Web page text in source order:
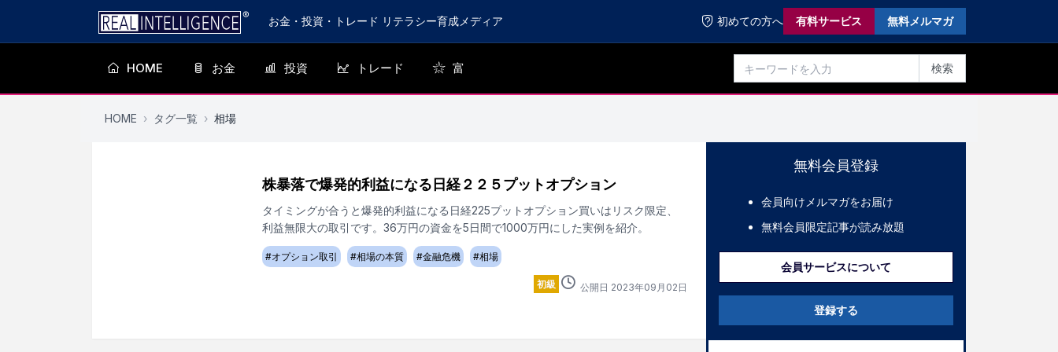
お金・投資・トレード リテラシー育成メディア 初めての方へ 有料サービス 無料メルマガ
HOME お金 投資 トレード 富 検索
HOME › タグ一覧 › 相場
株暴落で爆発的利益になる日経２２５プットオプション
タイミングが合うと爆発的利益になる日経225プットオプション買いはリスク限定、
利益無限大の取引です。36万円の資金を5日間で1000万円にした実例を紹介。
#オプション取引 #相場の本質 #金融危機 #相場
初級 公開日 2023年09 月 02 日
無料会員登録
会員向けメルマガをお届け
無料会員限定記事が読み放題
会員サービスについて
登録する